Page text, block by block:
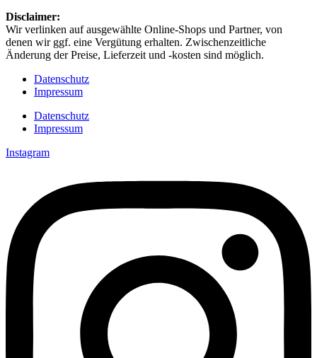
Disclaimer: ​
Wir verlinken auf ausgewählte Online-Shops und Partner, von
denen wir ggf. eine Vergütung erhalten. Zwischenzeitliche
Änderung der Preise, Lieferzeit und -kosten sind möglich.
Datenschutz
Impressum
Datenschutz
Impressum
Instagram